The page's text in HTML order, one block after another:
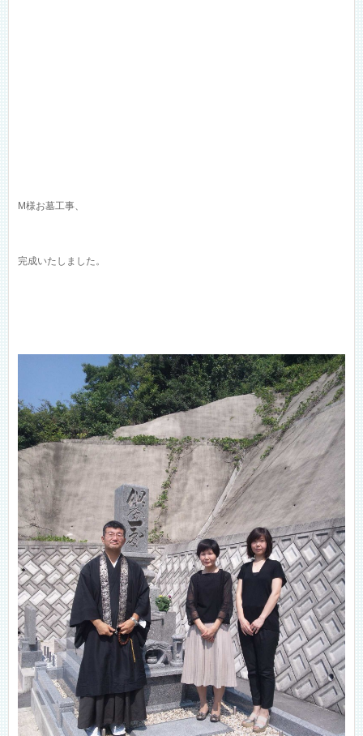
M様お墓工事、
完成いたしました。